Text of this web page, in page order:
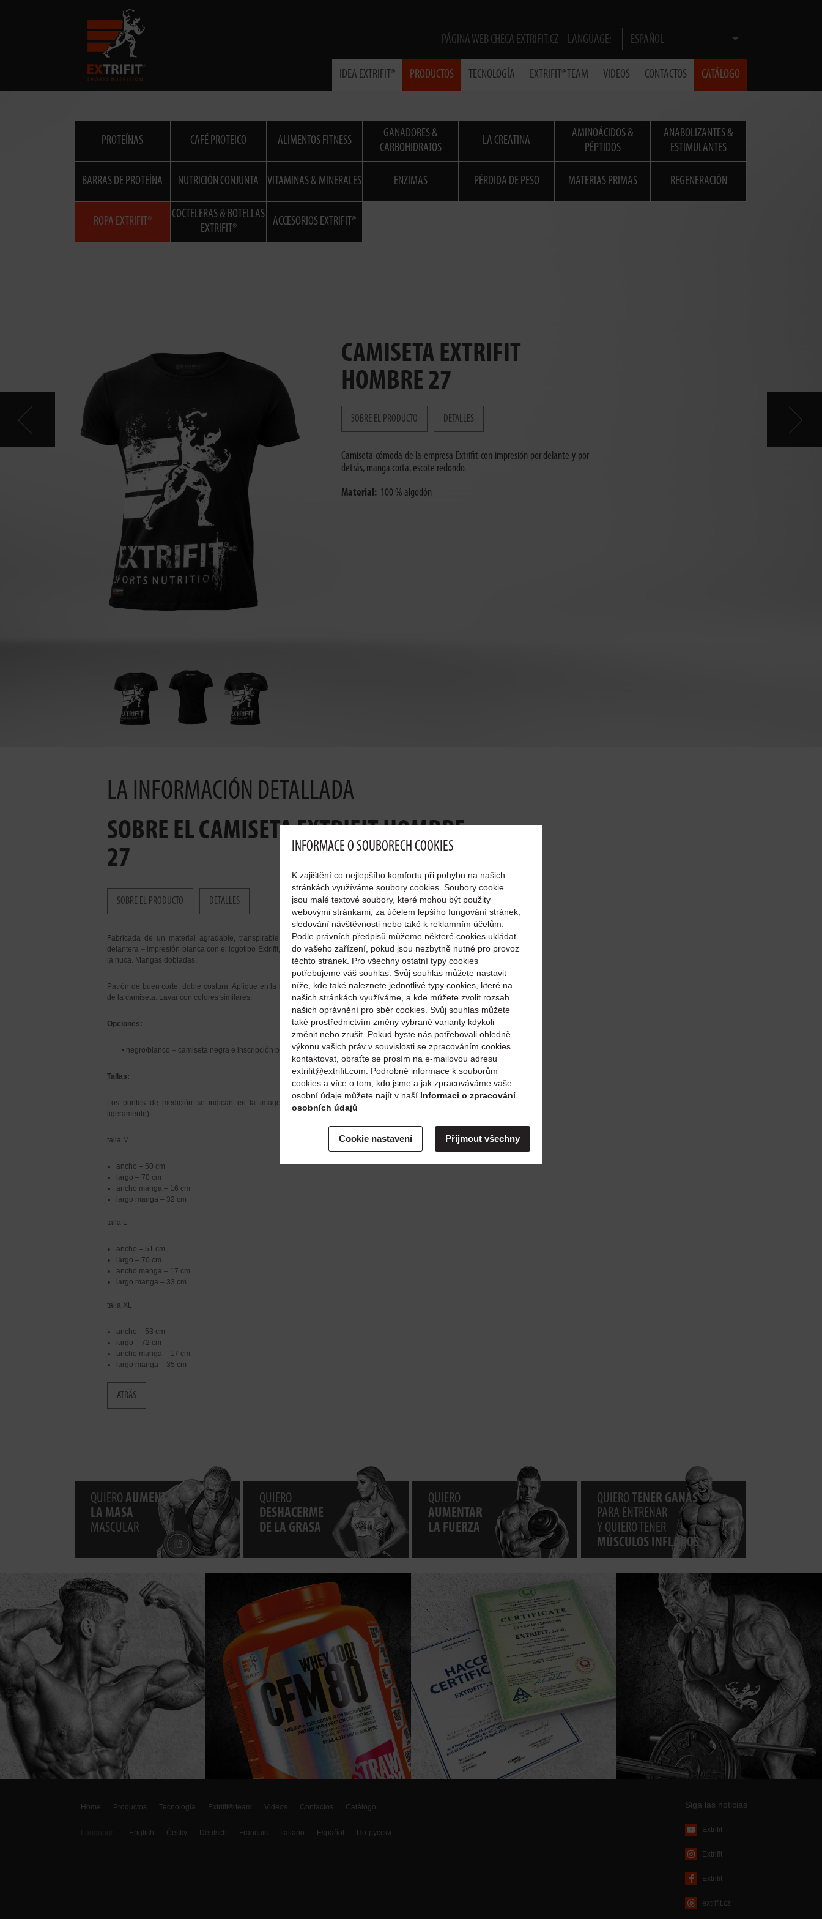
PÁGINA WEB CHECA EXTRIFIT.CZ LANGUAGE: ESPAÑOL
IDEA EXTRIFIT® PRODUCTOS TECNOLOGÍA EXTRIFIT® TEAM VIDEOS CONTACTOS CATÁLOGO
PROTEÍNAS CAFÉ PROTEICO ALIMENTOS FITNESS
GANADORES &
CARBOHIDRATOS
LA CREATINA
AMINOÁCIDOS &
PÉPTIDOS
ANABOLIZANTES &
ESTIMULANTES
BARRAS DE PROTEÍNA NUTRICIÓN CONJUNTA VITAMINAS & MINERALES ENZIMAS PÉRDIDA DE PESO MATERIAS PRIMAS REGENERACIÓN
ROPA EXTRIFIT®
COCTELERAS & BOTELLAS
EXTRIFIT®
ACCESORIOS EXTRIFIT®
CAMISETA EXTRIFIT
HOMBRE 27
SOBRE EL PRODUCTO DETALLES
Camiseta cómoda de la empresa Extrifit con impresión por delante y por
detrás, manga corta, escote redondo.
Material: 100 % algodón
LA INFORMACIÓN DETALLADA
SOBRE EL CAMISETA EXTRIFIT HOMBRE
27
SOBRE EL PRODUCTO DETALLES
Fabricada de un material agradable, transpirable y elástico con impresión por delante y por detrás. Parte
delantera – impresión blanca con el logotipo Extrifit, parte trasera – la misma inscripción en tamaño pequeño en
la nuca. Mangas dobladas.
Patrón de buen corte, doble costura. Aplique en la manga izquierda y abajo a la derecha en la parte delantera
de la camiseta. Lavar con colores similares.
Opciones:
• negro/blanco – camiseta negra e inscripción blanca
Tallas:
Los puntos de medición se indican en la imagen adjunta (las medidas son aproximadas, pueden diferir
ligeramente).
talla M
ancho – 50 cm
largo – 70 cm
ancho manga – 16 cm
largo manga – 32 cm
talla L
ancho – 51 cm
largo – 70 cm
ancho manga – 17 cm
largo manga – 33 cm
talla XL
ancho – 53 cm
largo – 72 cm
ancho manga – 17 cm
largo manga – 35 cm
ATRÁS
QUIERO AUMENTAR
LA MASA
MASCULAR
QUIERO
DESHACERME
DE LA GRASA
QUIERO
AUMENTAR
LA FUERZA
QUIERO TENER GANAS
PARA ENTRENAR
Y QUIERO TENER
MÚSCULOS INFLADOS
Home Productos Tecnología Extrifit® team Videos Contactos Catálogo
English Česky Deutsch Francais Italiano Español По-русски
Siga las noticias
Extrifit
Extrifit
Extrifit
extrifit.cz
INFORMACE O SOUBORECH COOKIES
K zajištění co nejlepšího komfortu při pohybu na našich
stránkách využíváme soubory cookies. Soubory cookie
jsou malé textové soubory, které mohou být použity
webovými stránkami, za účelem lepšího fungování stránek,
sledování návštěvnosti nebo také k reklamním účelům.
Podle právních předpisů můžeme některé cookies ukládat
do vašeho zařízení, pokud jsou nezbytně nutné pro provoz
těchto stránek. Pro všechny ostatní typy cookies
potřebujeme váš souhlas. Svůj souhlas můžete nastavit
níže, kde také naleznete jednotlivé typy cookies, které na
našich stránkách využíváme, a kde můžete zvolit rozsah
našich oprávnění pro sběr cookies. Svůj souhlas můžete
také prostřednictvím změny vybrané varianty kdykoli
změnit nebo zrušit. Pokud byste nás potřebovali ohledně
výkonu vašich práv v souvislosti se zpracováním cookies
kontaktovat, obraťte se prosím na e-mailovou adresu
extrifit@extrifit.com. Podrobné informace k souborům
cookies a více o tom, kdo jsme a jak zpracováváme vaše
osobní údaje můžete najít v naší Informaci o zpracování
osobních údajů
Cookie nastavení Příjmout všechny